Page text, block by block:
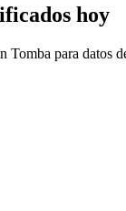
hoy
para datos